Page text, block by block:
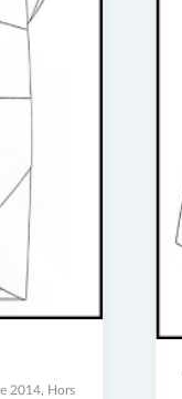
2014, Hors